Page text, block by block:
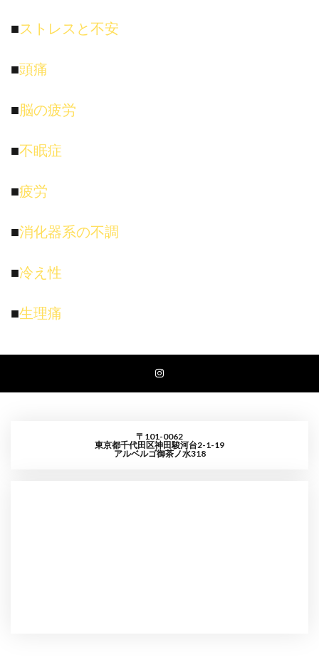
■ストレスと不安
■頭痛
■脳の疲労
■不眠症
■疲労
■消化器系の不調
■冷え性
■生理痛
〒101-0062
東京都千代田区神田駿河台2-1-19
アルベルゴ御茶ノ水318